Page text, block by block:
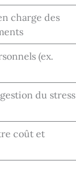
charge des
(ex.
du stress
coût et